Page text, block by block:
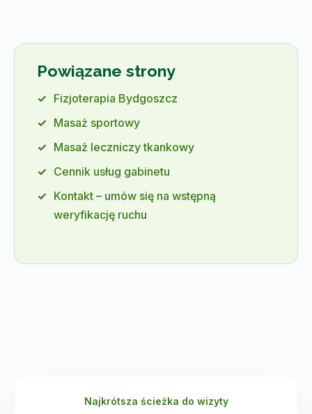
Powiązane strony
Fizjoterapia Bydgoszcz
Masaż sportowy
Masaż leczniczy tkankowy
Cennik usług gabinetu
Kontakt – umów się na wstępną
weryfikację ruchu
Najkrótsza ścieżka do wizyty